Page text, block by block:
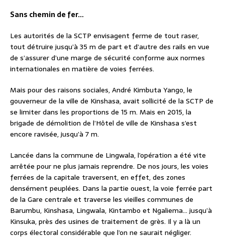
Sans chemin de fer…
Les autorités de la SCTP envisagent ferme de tout raser,
tout détruire jusqu’à 35 m de part et d’autre des rails en vue
de s’assurer d’une marge de sécurité conforme aux normes
internationales en matière de voies ferrées.
Mais pour des raisons sociales, André Kimbuta Yango, le
gouverneur de la ville de Kinshasa, avait sollicité de la SCTP de
se limiter dans les proportions de 15 m. Mais en 2015, la
brigade de démolition de l’Hôtel de ville de Kinshasa s’est
encore ravisée, jusqu’à 7 m.
Lancée dans la commune de Lingwala, l’opération a été vite
arrêtée pour ne plus jamais reprendre. De nos jours, les voies
ferrées de la capitale traversent, en effet, des zones
densément peuplées. Dans la partie ouest, la voie ferrée part
de la Gare centrale et traverse les vieilles communes de
Barumbu, Kinshasa, Lingwala, Kintambo et Ngaliema… jusqu’à
Kinsuka, près des usines de traitement de grès. Il y a là un
corps électoral considérable que l’on ne saurait négliger.